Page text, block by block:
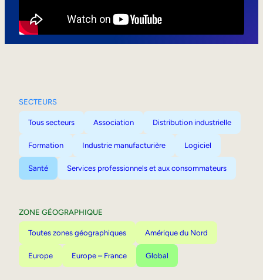
SECTEURS
Tous secteurs Association Distribution industrielle
Formation Industrie manufacturière Logiciel
Santé Services professionnels et aux consommateurs
ZONE GÉOGRAPHIQUE
Toutes zones géographiques Amérique du Nord
Europe Europe – France Global